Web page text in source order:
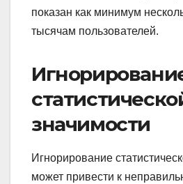
показан как минимум
тысячам пользователей.
значимости
Игнорирование
может привести к